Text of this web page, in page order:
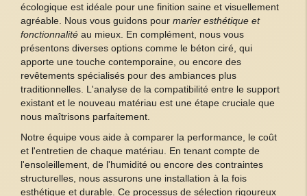
écologique est idéale pour une finition saine et visuellement
agréable. Nous vous guidons pour marier esthétique et
fonctionnalité au mieux. En complément, nous vous
présentons diverses options comme le béton ciré, qui
apporte une touche contemporaine, ou encore des
revêtements spécialisés pour des ambiances plus
traditionnelles. L'analyse de la compatibilité entre le support
existant et le nouveau matériau est une étape cruciale que
nous maîtrisons parfaitement.
Notre équipe vous aide à comparer la performance, le coût
et l'entretien de chaque matériau. En tenant compte de
l'ensoleillement, de l'humidité ou encore des contraintes
structurelles, nous assurons une installation à la fois
esthétique et durable. Ce processus de sélection rigoureux